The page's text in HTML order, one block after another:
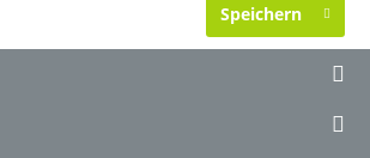
Speichern